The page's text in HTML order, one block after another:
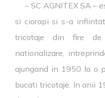
– SC AGNITEX SA –
si ciorapi si s-a
tricotaje din fire
nationalizare,
ajungand in 1950 la o
bucati tricotaje. In anii